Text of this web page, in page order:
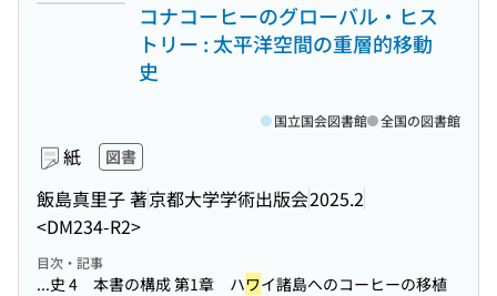
コナコーヒーのグローバル・ヒス
トリー : 太平洋空間の重層的移動
史
紙 図書
飯島真里子 著京都大学学術出版会2025.2
<DM234-R2>
国立国会図書館 全国の図書館
目次・記事
...史 4 本書の構成 第1章 ハワイ諸島へのコーヒーの移植